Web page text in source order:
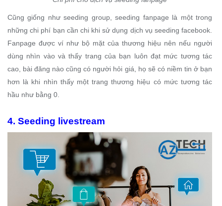
Cũng giống như seeding group, seeding fanpage là một trong
những chi phí bạn cần chi khi sử dụng dịch vụ seeding facebook.
Fanpage được ví như bộ mặt của thương hiệu nên nếu người
dùng nhìn vào và thấy trang của bạn luôn đạt mức tương tác
cao, bài đăng nào cũng có người hỏi giá, họ sẽ có niềm tin ở bạn
hơn là khi nhìn thấy một trang thương hiệu có mức tương tác
hầu như bằng 0.
4. Seeding livestream